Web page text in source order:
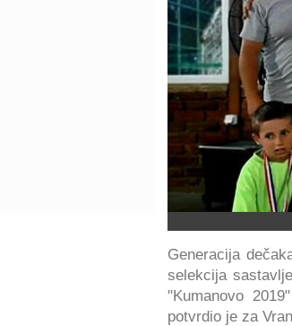
Generacija
selekcija
"Kumanovo
potvrdio je za